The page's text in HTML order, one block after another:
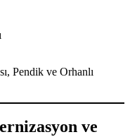
Pendik ve Orhanlı
ve